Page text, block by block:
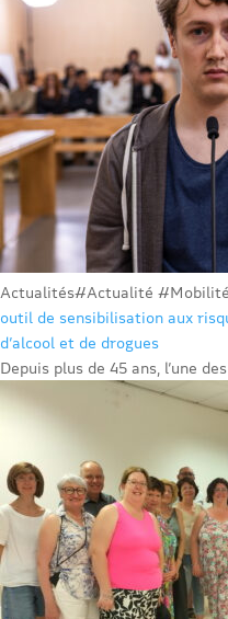
Actualités#Actualité
outil de sensibilisation aux
d’alcool et de drogues
Depuis plus de 45 ans, l’une